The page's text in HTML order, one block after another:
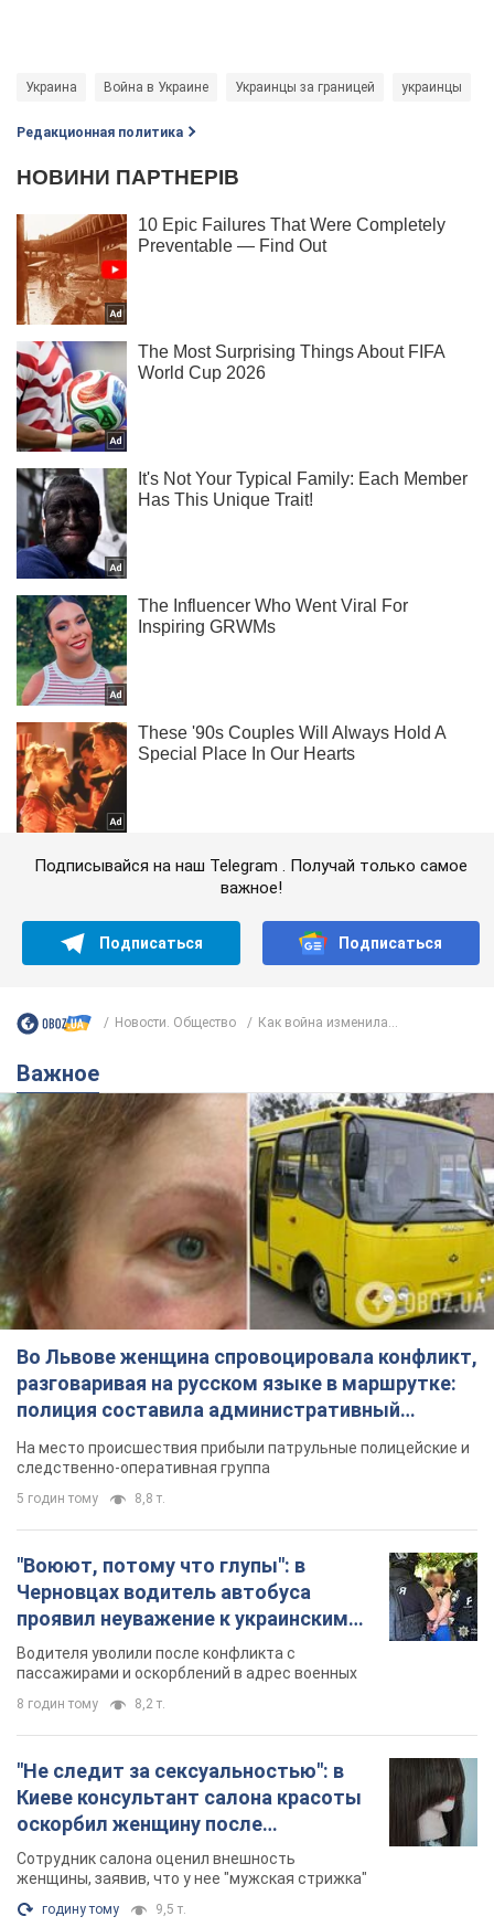
Украина Война в Украине Украинцы за границей украинцы
Редакционная политика
Подписывайся на наш Telegram . Получай только самое
важное!
Подписаться Подписаться
Новости. Общество Как война изменила...
Важное
Во Львове женщина спровоцировала конфликт,
разговаривая на русском языке в маршрутке:
полиция составила административный
протокол. Видео
На место происшествия прибыли патрульные полицейские и
следственно-оперативная группа
5 годин тому 8,8 т.
"Воюют, потому что глупы": в
Черновцах водитель автобуса
проявил неуважение к украинским
военным и поплатился за это.
Видео
Водителя уволили после конфликта с
пассажирами и оскорблений в адрес военных
8 годин тому 8,2 т.
"Не следит за сексуальностью": в
Киеве консультант салона красоты
оскорбил женщину после
химиотерапии, разгорелся скандал.
Фото
Сотрудник салона оценил внешность
женщины, заявив, что у нее "мужская стрижка"
годину тому 9,5 т.